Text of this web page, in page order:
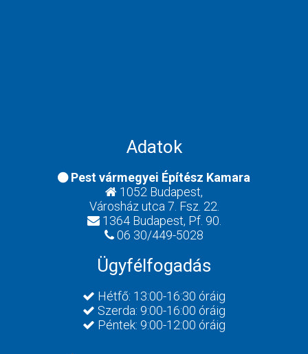
Adatok
Pest vármegyei Építész Kamara
1052 Budapest,
Városház utca 7. Fsz. 22.
1364 Budapest, Pf. 90.
06 30/449-5028
Ügyfélfogadás
Hétfő: 13:00-16:30 óráig
Szerda: 9:00-16:00 óráig
Péntek: 9:00-12:00 óráig